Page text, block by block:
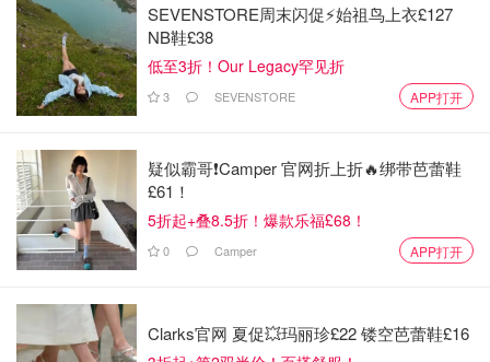
如果你需要的量不是很大（比如只铺一个房间）可以看看这
些尾货 打折力度很大的
有些店管这种叫close out
SEVENSTORE周末闪促⚡️始祖鸟上衣£127
NB鞋£38
低至3折！Our Legacy罕见折
3 SEVENSTORE APP打开
疑似霸哥❗️Camper 官网折上折🔥绑带芭蕾鞋
£61！
5折起+叠8.5折！爆款乐福£68！
0 Camper APP打开
Clarks官网 夏促💥玛丽珍£22 镂空芭蕾鞋£16